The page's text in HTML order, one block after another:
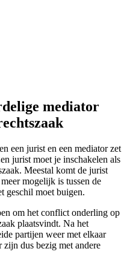
mediator
een jurist en een mediator zet
jurist moet je inschakelen als
Meestal komt de jurist
mogelijk is tussen de
geschil moet buigen.
om het conflict onderling op
plaatsvindt. Na het
partijen weer met elkaar
zijn dus bezig met andere